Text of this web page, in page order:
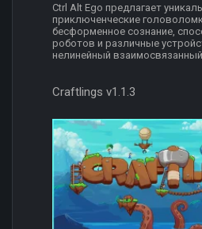
Ctrl Alt Ego предлагает
приключенческие
бесформенное сознание,
роботов и различные
нелинейный взаимосвязанный
Craftlings v1.1.3